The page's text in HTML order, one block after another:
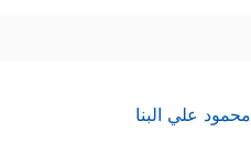
محمود علي البنا